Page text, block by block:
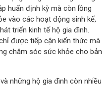
huấn định kỳ mà còn lồng
vào các hoạt động sinh kế,
triển kinh tế hộ gia đình.
được tiếp cận kiến thức mà
chăm sóc sức khỏe cho bản
những hộ gia đình còn nhiều